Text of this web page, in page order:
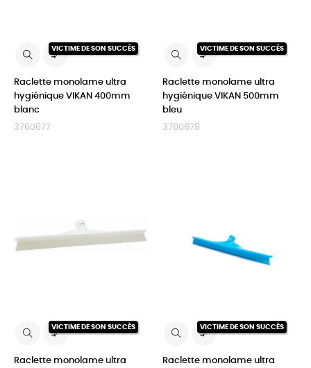
VICTIME DE SON SUCCÈS

Raclette monolame ultra
hygiénique VIKAN 400mm
blanc
3760677
VICTIME DE SON SUCCÈS

Raclette monolame ultra
hygiénique VIKAN 500mm
bleu
3760678
VICTIME DE SON SUCCÈS

Raclette monolame ultra
VICTIME DE SON SUCCÈS

Raclette monolame ultra